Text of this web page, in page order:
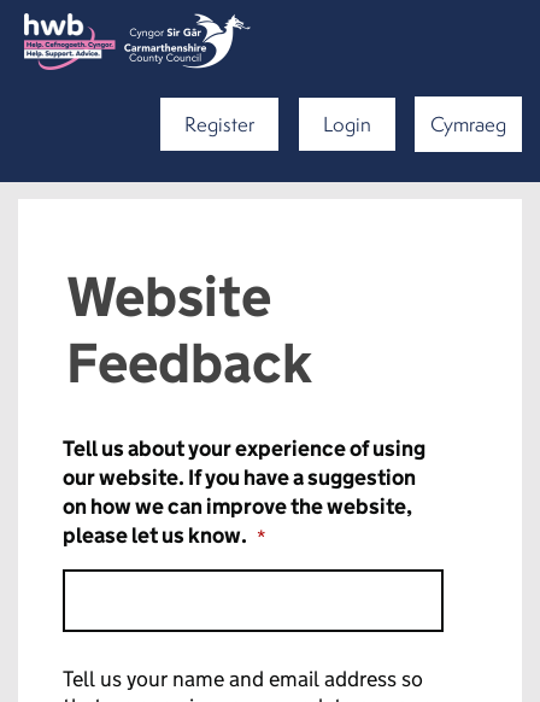
Register Login Cymraeg